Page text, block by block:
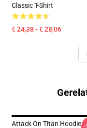
Classic T-Shirt
€ 24,38 - € 28,06
Attack On Titan Hoodie -